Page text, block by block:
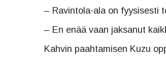
– Ravintola-ala on fyysisesti
– En enää vaan jaksanut
Kahvin paahtamisen Kuzu